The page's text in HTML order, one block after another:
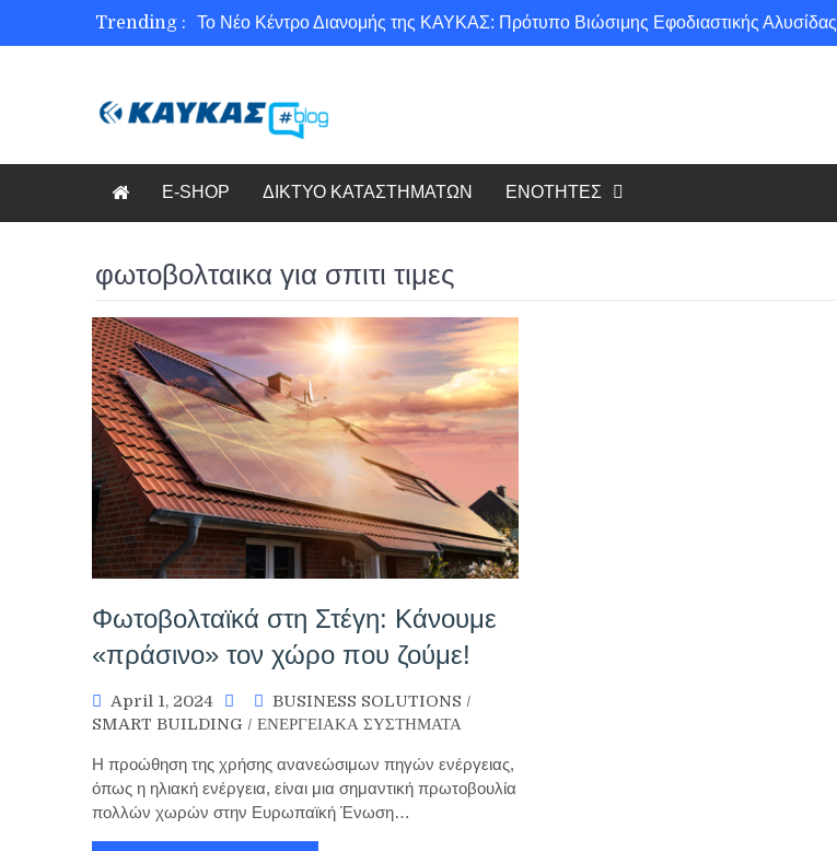
Trending :
Το Νέο Κέντρο Διανομής της ΚΑΥΚΑΣ: Πρότυπο Βιώσιμης Εφοδιαστικής Αλυσίδας
Ασφάλεια στο Διαδίκτυο για όλους!
E-SHOP ΔΙΚΤΥΟ ΚΑΤΑΣΤΗΜΑΤΩΝ ΕΝΟΤΗΤΕΣ
φωτοβολταικα για σπιτι τιμες
Φωτοβολταϊκά στη Στέγη: Κάνουμε
«πράσινο» τον χώρο που ζούμε!
April 1, 2024 BUSINESS SOLUTIONS /
SMART BUILDING / ΕΝΕΡΓΕΙΑΚΑ ΣΥΣΤΗΜΑΤΑ
Η προώθηση της χρήσης ανανεώσιμων πηγών ενέργειας,
όπως η ηλιακή ενέργεια, είναι μια σημαντική πρωτοβουλία
πολλών χωρών στην Ευρωπαϊκή Ένωση…